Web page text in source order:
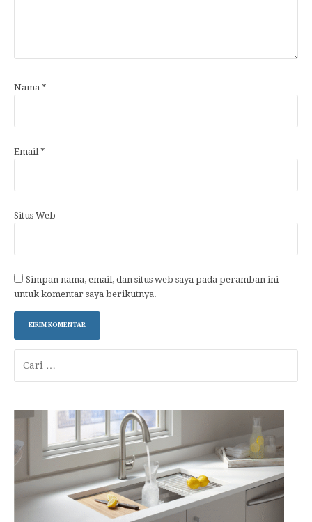
Nama *
Email *
Situs Web
Simpan nama, email, dan situs web saya pada peramban ini
untuk komentar saya berikutnya.
untuk: